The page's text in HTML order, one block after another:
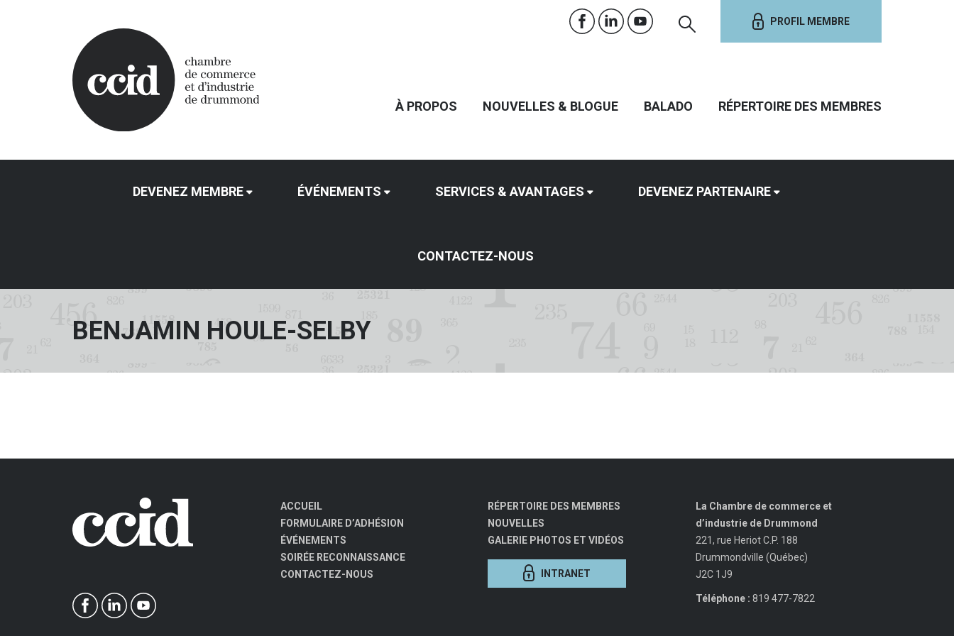
PROFIL MEMBRE
À PROPOS NOUVELLES & BLOGUE BALADO RÉPERTOIRE DES MEMBRES
DEVENEZ MEMBRE ÉVÉNEMENTS SERVICES & AVANTAGES DEVENEZ PARTENAIRE
CONTACTEZ-NOUS
BENJAMIN HOULE-SELBY
ACCUEIL
FORMULAIRE D’ADHÉSION
ÉVÉNEMENTS
SOIRÉE RECONNAISSANCE
CONTACTEZ-NOUS
RÉPERTOIRE DES MEMBRES
NOUVELLES
GALERIE PHOTOS ET VIDÉOS
INTRANET
La Chambre de commerce et
d’industrie de Drummond
221, rue Heriot C.P. 188
Drummondville (Québec)
J2C 1J9
Téléphone : 819 477-7822